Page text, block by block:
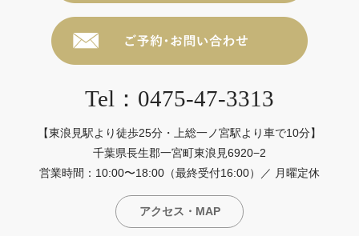
Tel：0475-47-3313
【東浪見駅より徒歩25分・上総一ノ宮駅より車で10分】
千葉県長生郡一宮町東浪見6920−2
営業時間：10:00〜18:00（最終受付16:00）／ 月曜定休
アクセス・MAP